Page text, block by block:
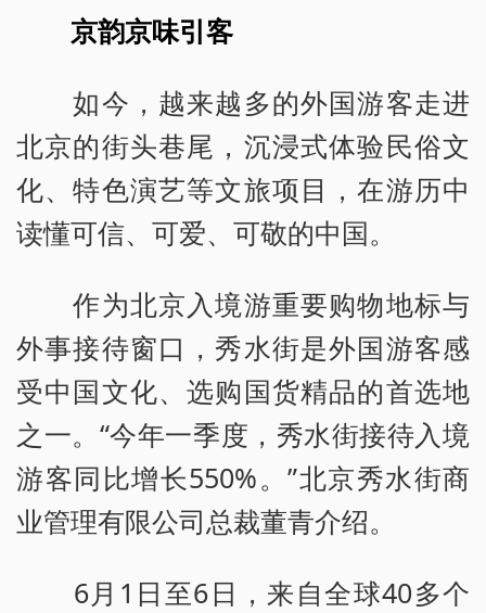
京韵京味引客
如今，越来越多的外国游客走进
北京的街头巷尾，沉浸式体验民俗文
化、特色演艺等文旅项目，在游历中
读懂可信、可爱、可敬的中国。
作为北京入境游重要购物地标与
外事接待窗口，秀水街是外国游客感
受中国文化、选购国货精品的首选地
之一。“今年一季度，秀水街接待入境
游客同比增长550%。”北京秀水街商
业管理有限公司总裁董青介绍。
6月1日至6日，来自全球40多个